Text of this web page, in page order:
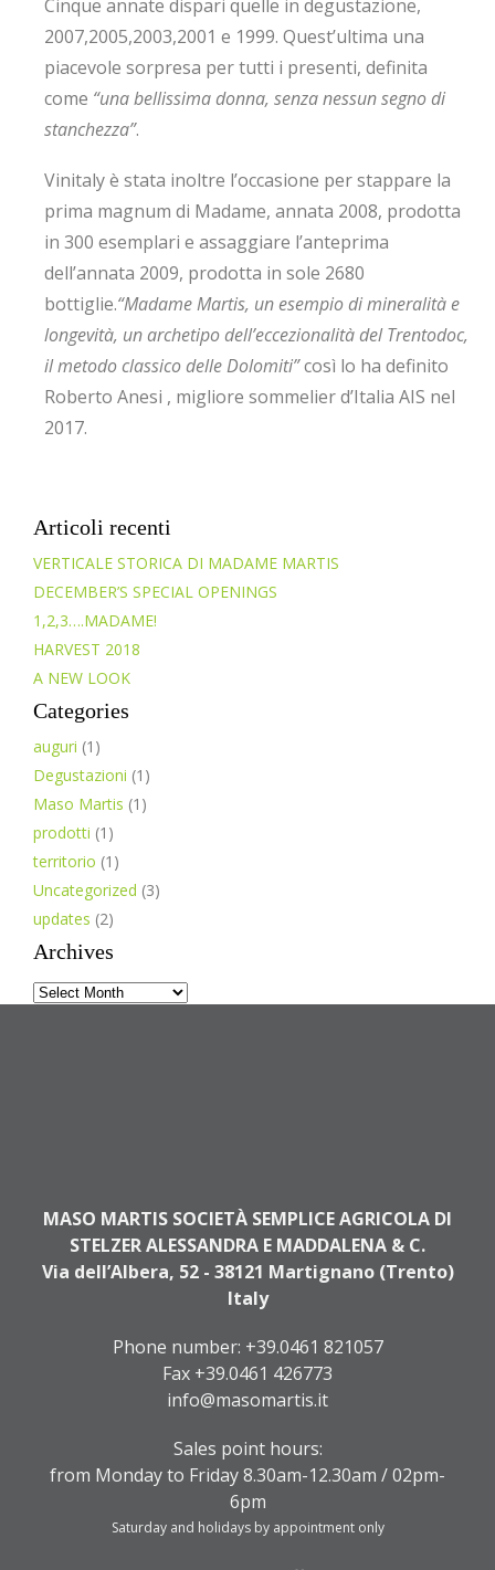
Cinque annate dispari quelle in degustazione,
2007,2005,2003,2001 e 1999. Quest’ultima una
piacevole sorpresa per tutti i presenti, definita
come “una bellissima donna, senza nessun segno di
stanchezza”.
Vinitaly è stata inoltre l’occasione per stappare la
prima magnum di Madame, annata 2008, prodotta
in 300 esemplari e assaggiare l’anteprima
dell’annata 2009, prodotta in sole 2680
bottiglie.“Madame Martis, un esempio di mineralità e
longevità, un archetipo dell’eccezionalità del Trentodoc,
il metodo classico delle Dolomiti”così lo ha definito
Roberto Anesi , migliore sommelier d’Italia AIS nel
2017.
Articoli recenti
VERTICALE STORICA DI MADAME MARTIS
DECEMBER’S SPECIAL OPENINGS
1,2,3….MADAME!
HARVEST 2018
A NEW LOOK
Categories
auguri (1)
Degustazioni (1)
Maso Martis (1)
prodotti (1)
territorio (1)
Uncategorized (3)
updates (2)
Archives
Archives
MASO MARTIS SOCIETÀ SEMPLICE AGRICOLA DI
STELZER ALESSANDRA E MADDALENA & C.
Via dell’Albera, 52 - 38121 Martignano (Trento)
Italy
Phone number: +39.0461 821057
Fax +39.0461 426773
info@masomartis.it
Sales point hours:
from Monday to Friday 8.30am-12.30am / 02pm-
6pm
Saturday and holidays by appointment only